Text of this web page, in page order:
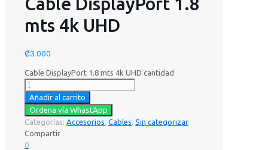
mts 4k UHD
₡3.000
Cable DisplayPort 1.8 mts 4k UHD cantidad
Añadir al carrito
Ordena vía WhastApp
Categorías: Accesorios, Cables, Sin categorizar
Compartir
0